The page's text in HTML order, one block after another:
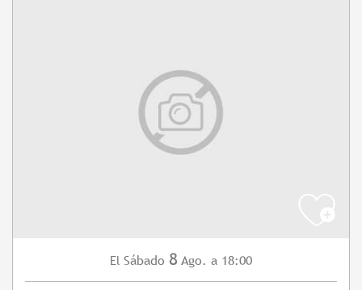
El Sábado 8 Ago. a 18:00